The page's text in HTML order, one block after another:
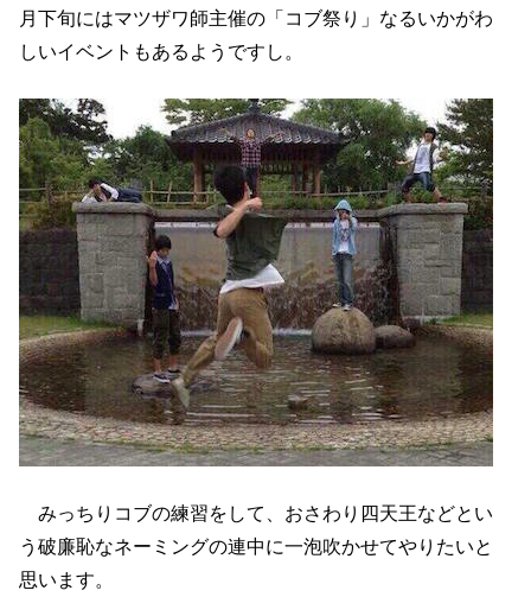
月下旬にはマツザワ師主催の「コブ祭り」なるいかがわ
しいイベントもあるようですし。
みっちりコブの練習をして、おさわり四天王などとい
う破廉恥なネーミングの連中に一泡吹かせてやりたいと
思います。